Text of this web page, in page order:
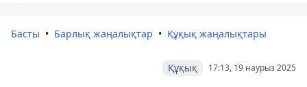
Басты Барлық жаңалықтар Құқық жаңалықтары
17:13, 19 наурыз 2025
Құқық